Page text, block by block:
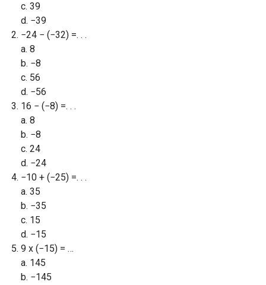
c. 39
d. −39
−24 − (−32) =. . .
a. 8
b. −8
c. 56
d. −56
16 − (−8) =. . .
a. 8
b. −8
c. 24
d. −24
−10 + (−25) =. . .
a. 35
b. −35
c. 15
d. −15
9 x (−15) = …
a. 145
b. −145